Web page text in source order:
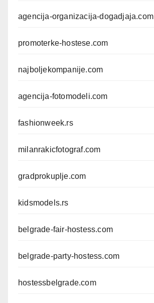
agencija-organizacija-dogadjaja.com
promoterke-hostese.com
najboljekompanije.com
agencija-fotomodeli.com
fashionweek.rs
milanrakicfotograf.com
gradprokuplje.com
kidsmodels.rs
belgrade-fair-hostess.com
belgrade-party-hostess.com
hostessbelgrade.com